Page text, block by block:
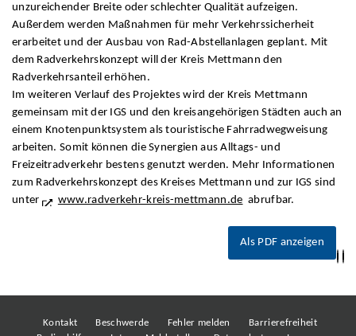
unzureichender Breite oder schlechter Qualität aufzeigen.
Außerdem werden Maßnahmen für mehr Verkehrssicherheit
erarbeitet und der Ausbau von Rad-Abstellanlagen geplant. Mit
dem Radverkehrskonzept will der Kreis Mettmann den
Radverkehrsanteil erhöhen.
Im weiteren Verlauf des Projektes wird der Kreis Mettmann
gemeinsam mit der IGS und den kreisangehörigen Städten auch an
einem Knotenpunktsystem als touristische Fahrradwegweisung
arbeiten. Somit können die Synergien aus Alltags- und
Freizeitradverkehr bestens genutzt werden. Mehr Informationen
zum Radverkehrskonzept des Kreises Mettmann und zur IGS sind
unter
www.radverkehr-kreis-mettmann.de abrufbar.
Als PDF anzeigen
Kontakt Beschwerde Fehler melden
Barrierefreiheit